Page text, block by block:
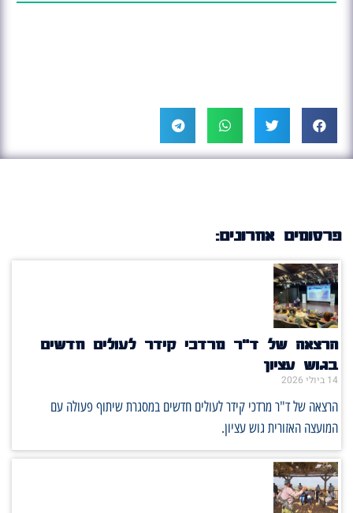
פרסומים אחרונים:
הרצאה של ד"ר מרדכי קידר לעולים חדשים
בגוש עציון
14 ביולי 2026
הרצאה של ד"ר מרדכי קידר לעולים חדשים במסגרת שיתוף פעולה עם
המועצה האזורית גוש עציון.